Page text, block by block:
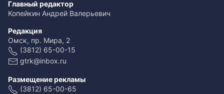
Главный редактор
Копейкин Андрей Валерьевич
Редакция
Омск, пр. Мира, 2
(3812) 65-00-15
gtrk@inbox.ru
Размещение рекламы
(3812) 65-00-65